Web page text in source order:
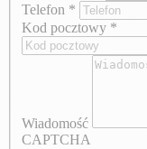
Telefon *
Kod pocztowy *
Wiadomość
CAPTCHA